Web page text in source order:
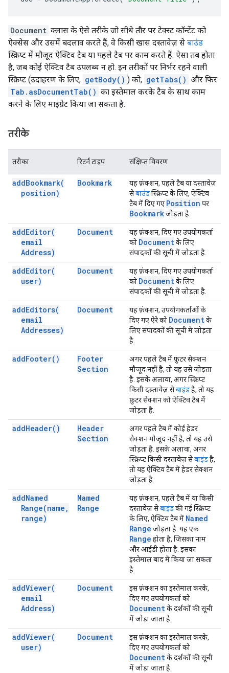
Document क्लास के ऐसे तरीके जो सीधे तौर पर टेक्स्ट कॉन्टेंट को
ऐक्सेस और उसमें बदलाव करते हैं, वे किसी खास दस्तावेज़ से बाउंड
स्क्रिप्ट में मौजूद ऐक्टिव टैब या पहले टैब पर काम करते हैं. ऐसा तब होता
है, जब कोई ऐक्टिव टैब उपलब्ध न हो. इन तरीकों पर निर्भर रहने वाली
स्क्रिप्ट (उदाहरण के लिए, getBody() ) को, getTabs() और फिर
Tab.asDocumentTab() का इस्तेमाल करके टैब के साथ काम
करने के लिए माइग्रेट किया जा सकता है.
तरीके
तरीका रिटर्न टाइप संक्षिप्त विवरण
addBookmark(
position)
Bookmark
यह फ़ंक्शन, पहले टैब या दस्तावेज़
सेबाउंडस्क्रिप्ट के लिए, ऐक्टिव
टैब में दिए गए Position पर
Bookmarkजोड़ता है.
addEditor(
email
Address)
Document
यह फ़ंक्शन, दिए गए उपयोगकर्ता
को Documentके लिए
संपादकों की सूची में जोड़ता है.
addEditor(
user)
Document
यह फ़ंक्शन, दिए गए उपयोगकर्ता
को Documentके लिए
संपादकों की सूची में जोड़ता है.
addEditors(
email
Addresses)
Document
यह फ़ंक्शन, उपयोगकर्ताओं के
दिए गए ऐरे को Documentके
लिए संपादकों की सूची में जोड़ता
है.
addFooter( )
Footer
Section
अगर पहले टैब में फ़ुटर सेक्शन
मौजूद नहीं है, तो यह उसे जोड़ता
है. इसके अलावा, अगर स्क्रिप्ट
किसी दस्तावेज़ सेबाइंडहै, तो यह
फ़ुटर सेक्शन को ऐक्टिव टैब में
जोड़ता है.
addHeader( )
Header
Section
अगर पहले टैब में कोई हेडर
सेक्शन मौजूद नहीं है, तो यह उसे
जोड़ता है. इसके अलावा, अगर
स्क्रिप्ट किसी दस्तावेज़ सेबाइंडहै,
तो यह ऐक्टिव टैब में हेडर सेक्शन
जोड़ता है.
addNamed
Range(name ,
range)
Named
Range
यह फ़ंक्शन, पहले टैब में या किसी
दस्तावेज़ सेबाइंडकी गई स्क्रिप्ट
के लिए, ऐक्टिव टैब में Named
Range जोड़ता है. यह एक
Range होता है, जिसका नाम
और आईडी होता है. इसका
इस्तेमाल बाद में किया जा सकता
है.
addViewer(
email
Address)
Document
इस फ़ंक्शन का इस्तेमाल करके,
दिए गए उपयोगकर्ता को
Documentके दर्शकों की सूची
में जोड़ा जाता है.
addViewer(
user)
Document
इस फ़ंक्शन का इस्तेमाल करके,
दिए गए उपयोगकर्ता को
Documentके दर्शकों की सूची
में जोड़ा जाता है.